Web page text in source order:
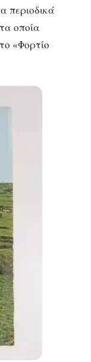
περιοδικά
οποία
«Φορτίο